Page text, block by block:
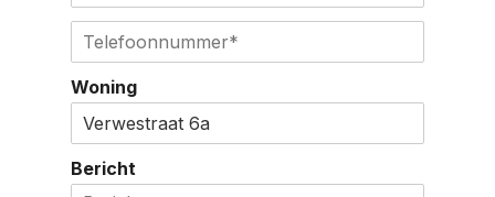
o
g
s
e
e
a
m
m
i
l
*
e
o
o
n
Woning
Bericht